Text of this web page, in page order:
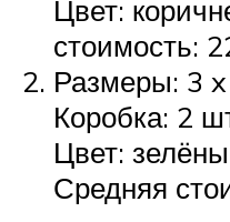
Цвет:
стоимость:
Размеры: 3
Коробка: 2
Цвет:
Средняя